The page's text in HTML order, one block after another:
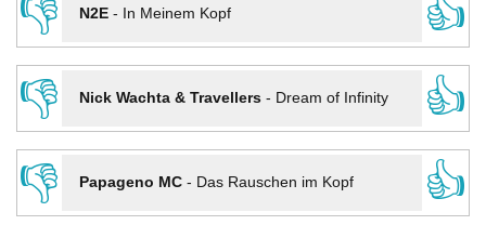
👎
N2E- In Meinem Kopf
👍
👎
Nick Wachta & Travellers- Dream of Infinity
👍
👎
Papageno MC- Das Rauschen im Kopf
👍